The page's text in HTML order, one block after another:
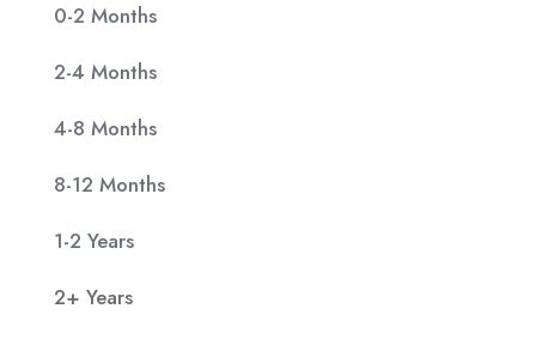
0-2 Months
2-4 Months
4-8 Months
8-12 Months
1-2 Years
2+ Years